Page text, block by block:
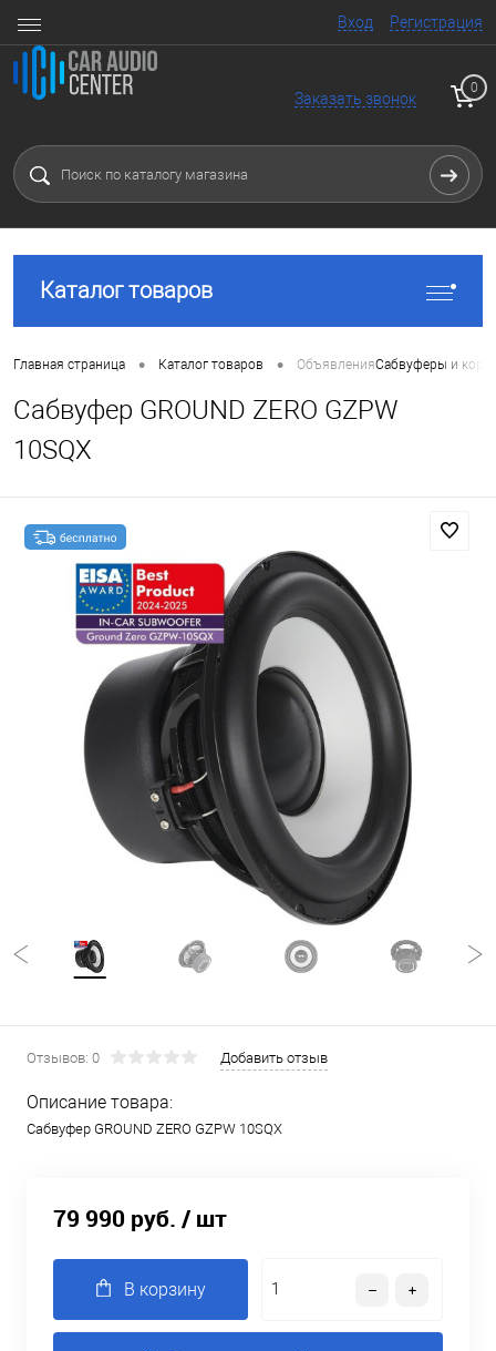
Вход Регистрация
Заказать звонок
0
Каталог товаров
Главная страница • Каталог товаров • ОбъявленияСабвуферы и
Сабвуфер GROUND ZERO GZPW
10SQX
Отзывов: 0 Добавить отзыв
Описание товара:
Сабвуфер GROUND ZERO GZPW 10SQX
79 990 руб. / шт
В корзину